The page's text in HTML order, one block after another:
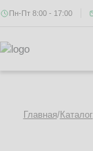
Пн-Пт 8:00 - 17:00
Главная/Каталог